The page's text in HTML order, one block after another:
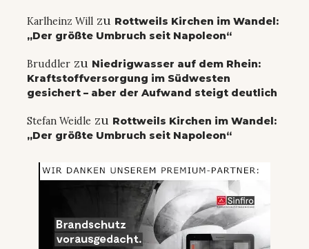
Karlheinz Will zu Rottweils Kirchen im Wandel:
„Der größte Umbruch seit Napoleon“
Bruddler zu Niedrigwasser auf dem Rhein:
Kraftstoffversorgung im Südwesten
gesichert – aber der Aufwand steigt deutlich
Stefan Weidle zu Rottweils Kirchen im Wandel:
„Der größte Umbruch seit Napoleon“